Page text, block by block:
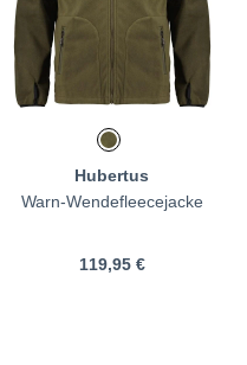
Hubertus
Warn-Wendefleecejacke
119,95 €